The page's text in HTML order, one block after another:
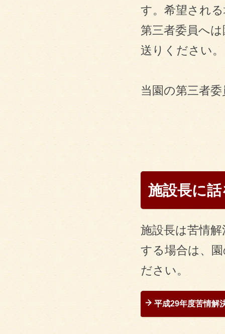
す。希望され
第三者委員へ
送りください。
当園の第三者
中村 弥
施設長に
施設長は苦情
する場合は、
ださい。
平成29年度苦情解